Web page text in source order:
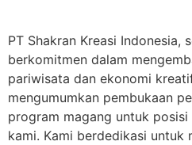
PT Shakran Kreasi Indonesia,
berkomitmen dalam
pariwisata dan ekonomi
mengumumkan pembukaan
program magang untuk
kami. Kami berdedikasi untuk